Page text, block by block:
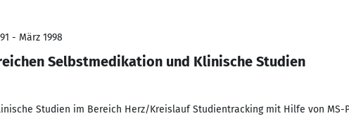
- März 1998
Selbstmedikation und Klinische Studien
Studien im Bereich Herz/Kreislauf Studientracking mit Hilfe von MS-